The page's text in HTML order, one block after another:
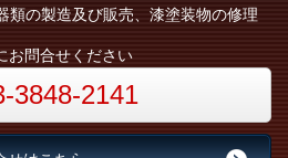
類の製造及び販売、漆塗装物の修理
お問合せください
3848-2141